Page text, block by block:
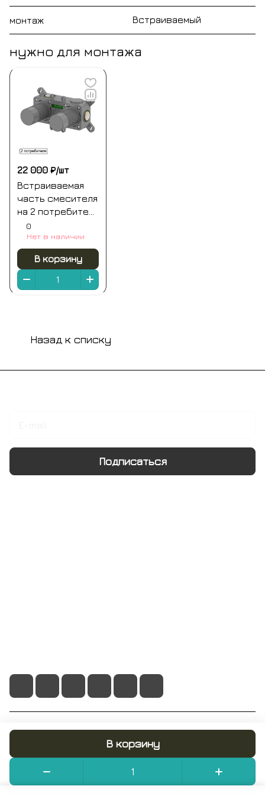
В корзину
монтаж Встраиваемый
нужно для монтажа
22 000 ₽/шт
Встраиваемая
часть смесителя
на 2 потребителя
whitecross y1242
0
Нет в наличии
В корзину
Назад к списку
Подписаться
© 2026 RUMIX.SHOP
Конфиденциальность